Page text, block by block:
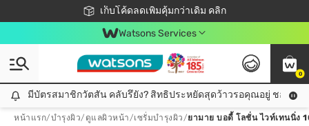
เก็บโค้ดลดเพิ่มคุ้มกว่าเดิม คลิก
ชอปออนไลน์ครั้งแรก ลดเพิ่มจุก ๆ 10%! 🎉
📦ส่งฟรี! เมื่อชอป 499฿
สมาชิกวัตสัน คลับดียังไง?
Watsons Services
0
มีบัตรสมาชิกวัตสัน คลับรึยัง? สิทธิประหยัดสุดว้าวรอคุณอยู่ ชอปคุ้มกว่าเดิม คลิก!
มีบัตรสมาชิกวัตสัน คลับรึยัง? สิทธิประหยัดสุดว้าวรอคุณอยู่ ชอปคุ้มก
หน้าแรก/บำรุงผิว/ ดูแลผิวหน้า/เซรั่มบำรุงผิว/ยามาย บอดี้ โลชั่น ไวท์เทนนิ่ง